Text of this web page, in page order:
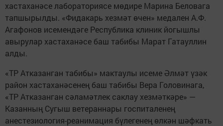
хастаханәсе лабораториясе мөдире Марина Беловага
тапшырылды. «Фидакарь хезмәт өчен» медален А.Ф.
Агафонов исемендәге Республика клиник йогышлы
авырулар хастаханәсе баш табибы Марат Гатауллин
алды.
«ТР Атказанган табибы» мактаулы исеме Әлмәт үзәк
район хастаханәсенең баш табибы Вера Головинага,
«ТР Атказанган сәламәтлек саклау хезмәткәре» —
Казанның Сугыш ветераннары госпиталенең
анестезиология-реанимация бүлегенең өлкән шәфкать